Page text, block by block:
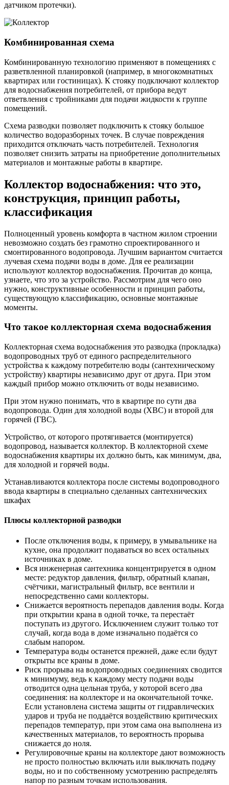
датчиком протечки).
Комбинированная схема
Комбинированную технологию применяют в помещениях с
разветвленной планировкой (например, в многокомнатных
квартирах или гостиницах). К стояку подключают коллектор
для водоснабжения потребителей, от прибора ведут
ответвления с тройниками для подачи жидкости к группе
помещений.
Схема разводки позволяет подключить к стояку большое
количество водоразборных точек. В случае повреждения
приходится отключать часть потребителей. Технология
позволяет снизить затраты на приобретение дополнительных
материалов и монтажные работы в квартире.
Коллектор водоснабжения: что это,
конструкция, принцип работы,
классификация
Полноценный уровень комфорта в частном жилом строении
невозможно создать без грамотно спроектированного и
смонтированного водопровода. Лучшим вариантом считается
лучевая схема подачи воды в доме. Для ее реализации
используют коллектор водоснабжения. Прочитав до конца,
узнаете, что это за устройство. Рассмотрим для чего оно
нужно, конструктивные особенности и принцип работы,
существующую классификацию, основные монтажные
моменты.
Что такое коллекторная схема водоснабжения
Коллекторная схема водоснабжения это разводка (прокладка)
водопроводных труб от единого распределительного
устройства к каждому потребителю воды (сантехническому
устройству) квартиры независимо друг от друга. При этом
каждый прибор можно отключить от воды независимо.
При этом нужно понимать, что в квартире по сути два
водопровода. Один для холодной воды (ХВС) и второй для
горячей (ГВС).
Устройство, от которого протягивается (монтируется)
водопровод, называется коллектор. В коллекторной схеме
водоснабжения квартиры их должно быть, как минимум, два,
для холодной и горячей воды.
Устанавливаются коллектора после системы водопроводного
ввода квартиры в специально сделанных сантехнических
шкафах
Плюсы коллекторной разводки
После отключения воды, к примеру, в умывальнике на
кухне, она продолжит подаваться во всех остальных
источниках в доме.
Вся инженерная сантехника концентрируется в одном
месте: редуктор давления, фильтр, обратный клапан,
счётчики, магистральный фильтр, все вентили и
непосредственно сами коллекторы.
Снижается вероятность перепадов давления воды. Когда
при открытии крана в одной точке, та перестаёт
поступать из другого. Исключением служит только тот
случай, когда вода в доме изначально подаётся со
слабым напором.
Температура воды останется прежней, даже если будут
открыты все краны в доме.
Риск прорыва на водопроводных соединениях сводится
к минимуму, ведь к каждому месту подачи воды
отводится одна цельная труба, у которой всего два
соединения: на коллекторе и на окончательной точке.
Если установлена система защиты от гидравлических
ударов и труба не поддаётся воздействию критических
перепадов температур, при этом сама она выполнена из
качественных материалов, то вероятность прорыва
снижается до ноля.
Регулировочные краны на коллекторе дают возможность
не просто полностью включать или выключать подачу
воды, но и по собственному усмотрению распределять
напор по разным точкам использования.